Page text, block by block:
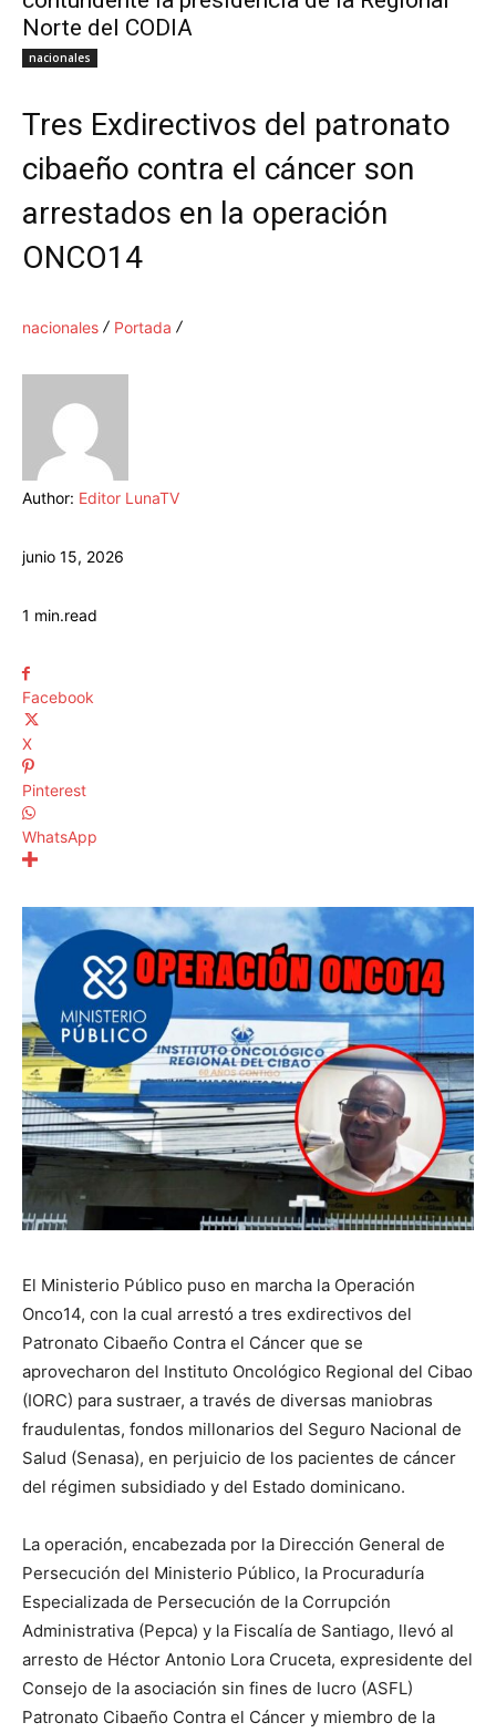
Norte del CODIA
nacionales
Tres Exdirectivos del patronato
cibaeño contra el cáncer son
arrestados en la operación
ONCO14
nacionales Portada
Author: Editor LunaTV
junio 15, 2026
1 min.read
Facebook
X
Pinterest
WhatsApp
El Ministerio Público puso en marcha la Operación
Onco14, con la cual arrestó a tres exdirectivos del
Patronato Cibaeño Contra el Cáncer que se
aprovecharon del Instituto Oncológico Regional del Cibao
(IORC) para sustraer, a través de diversas maniobras
fraudulentas, fondos millonarios del Seguro Nacional de
Salud (Senasa), en perjuicio de los pacientes de cáncer
del régimen subsidiado y del Estado dominicano.
La operación, encabezada por la Dirección General de
Persecución del Ministerio Público, la Procuraduría
Especializada de Persecución de la Corrupción
Administrativa (Pepca) y la Fiscalía de Santiago, llevó al
arresto de Héctor Antonio Lora Cruceta, expresidente del
Consejo de la asociación sin fines de lucro (ASFL)
Patronato Cibaeño Contra el Cáncer y miembro de la